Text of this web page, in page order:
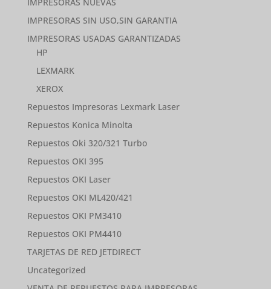
IMPRESORAS SIN USO,SIN GARANTIA
IMPRESORAS USADAS GARANTIZADAS
HP
LEXMARK
XEROX
Repuestos Impresoras Lexmark Laser
Repuestos Konica Minolta
Repuestos Oki 320/321 Turbo
Repuestos OKI 395
Repuestos OKI Laser
Repuestos OKI ML420/421
Repuestos OKI PM3410
Repuestos OKI PM4410
TARJETAS DE RED JETDIRECT
Uncategorized